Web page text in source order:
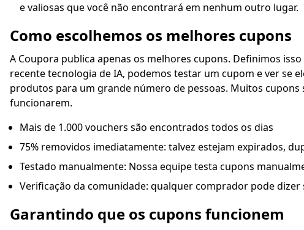
e valiosas que você não encontrará em nenhum outro lugar.
Como escolhemos os melhores cupons
A Coupora publica apenas os melhores cupons. Definimos
recente tecnologia de IA, podemos testar um cupom e ver se
produtos para um grande número de pessoas. Muitos
funcionarem.
Mais de 1.000 vouchers são encontrados todos os dias
75% removidos imediatamente: talvez estejam expirados,
Testado manualmente: Nossa equipe testa cupons
Verificação da comunidade: qualquer comprador pode
Garantindo que os cupons funcionem